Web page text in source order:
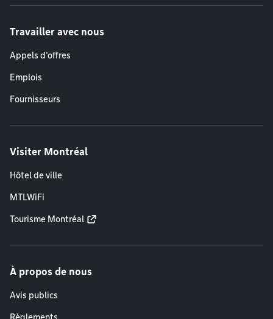
Travailler avec nous
Appels d'offres
Emplois
Fournisseurs
Visiter Montréal
Hôtel de ville
MTLWiFi
Tourisme Montréal
À propos de nous
Avis publics